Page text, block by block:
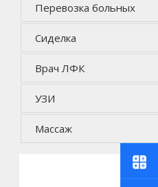
Перевозка больных
Сиделка
Врач ЛФК
УЗИ
Массаж